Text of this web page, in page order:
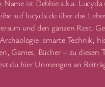
Name ist Debbie a.k.a.
auf lucyda.de über das
und den ganzen Rest.
smarte Technik,
Games, Bücher – zu diesen
du hier Unmengen an